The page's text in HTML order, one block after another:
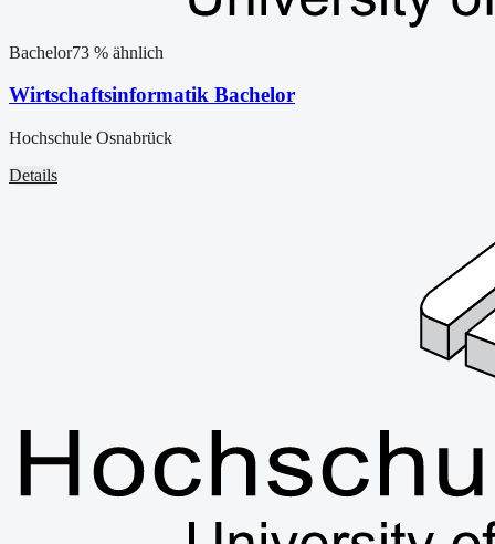
Bachelor73 % ähnlich
Wirtschaftsinformatik Bachelor
Hochschule Osnabrück
Details